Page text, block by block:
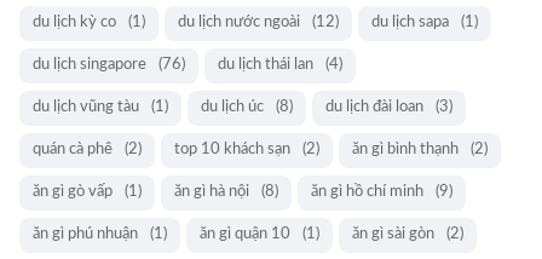
du lịch kỳ co (1) du lịch nước ngoài (12) du lịch sapa (1)
du lịch singapore (76) du lịch thái lan (4)
du lịch vũng tàu (1) du lịch úc (8) du lịch đài loan (3)
quán cà phê (2) top 10 khách sạn (2) ăn gì bình thạnh (2)
ăn gì gò vấp (1) ăn gì hà nội (8) ăn gì hồ chí minh (9)
ăn gì phú nhuận (1) ăn gì quận 10 (1) ăn gì sài gòn (2)